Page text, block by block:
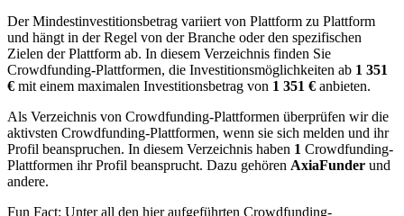
Der Mindestinvestitionsbetrag variiert von Plattform zu Plattform
und hängt in der Regel von der Branche oder den spezifischen
Zielen der Plattform ab. In diesem Verzeichnis finden Sie
Crowdfunding-Plattformen, die Investitionsmöglichkeiten ab 1 351
€ mit einem maximalen Investitionsbetrag von 1 351 € anbieten.
Als Verzeichnis von Crowdfunding-Plattformen überprüfen wir die
aktivsten Crowdfunding-Plattformen, wenn sie sich melden und ihr
Profil beanspruchen. In diesem Verzeichnis haben 1 Crowdfunding-
Plattformen ihr Profil beansprucht. Dazu gehören AxiaFunder und
andere.
Fun Fact: Unter all den hier aufgeführten Crowdfunding-